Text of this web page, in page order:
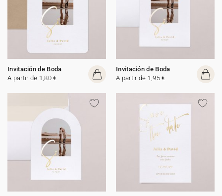
Invitación de Boda
A partir de 1,80 €
Invitación de Boda
A partir de 1,95 €